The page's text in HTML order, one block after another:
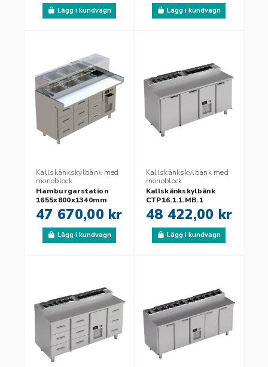
Lägg i kundvagn Lägg i kundvagn
Kallskänkskylbänk med
monoblock
Hamburgarstation
1655x800x1340mm
47 670,00 kr
Lägg i kundvagn
Kallskänkskylbänk med
monoblock
Kallskänkskylbänk
CTP16.1.1.MB.1
48 422,00 kr
Lägg i kundvagn